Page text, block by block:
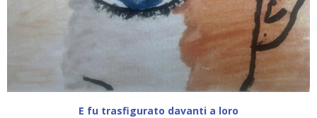
E fu trasfigurato davanti a loro